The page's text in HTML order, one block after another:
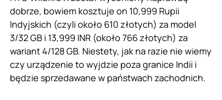
dobrze, bowiem kosztuje on 10,999 Rupii
Indyjskich (czyli około 610 złotych) za model
3/32 GB i 13,999 INR (około 766 złotych) za
wariant 4/128 GB. Niestety, jak na razie nie wiemy
czy urządzenie to wyjdzie poza granice Indii i
będzie sprzedawane w państwach zachodnich.